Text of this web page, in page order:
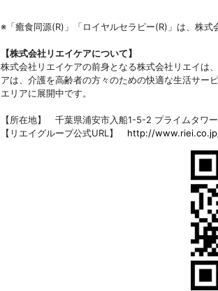
※「癒食同源(R)」「ロイヤルセラピー(R)」は、株式
【株式会社リエイケアについて】
株式会社リエイケアの前身となる株式会社リエイは
アは、介護を高齢者の方々のための快適な生活サー
エリアに展開中です。
【所在地】 千葉県浦安市入船1-5-2 プライムタワ
【リエイグループ公式URL】 http://